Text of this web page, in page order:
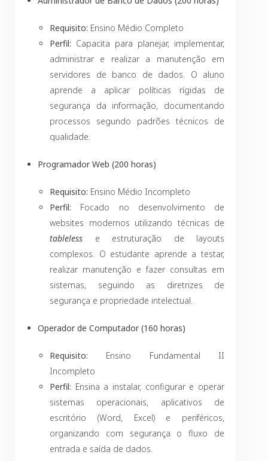
Requisito: Ensino Médio Completo
Perfil: Capacita para planejar, implementar,
administrar e realizar a manutenção em
servidores de banco de dados. O aluno
aprende a aplicar políticas rígidas de
segurança da informação, documentando
processos segundo padrões técnicos de
qualidade.
Programador Web (200 horas)
Requisito: Ensino Médio Incompleto
Perfil: Focado no desenvolvimento de
websites modernos utilizando técnicas de
tableless e estruturação de layouts
complexos. O estudante aprende a testar,
realizar manutenção e fazer consultas em
sistemas, seguindo as diretrizes de
segurança e propriedade intelectual.
Operador de Computador (160 horas)
Requisito: Ensino Fundamental II
Incompleto
Perfil: Ensina a instalar, configurar e operar
sistemas operacionais, aplicativos de
escritório (Word, Excel) e periféricos,
organizando com segurança o fluxo de
entrada e saída de dados.